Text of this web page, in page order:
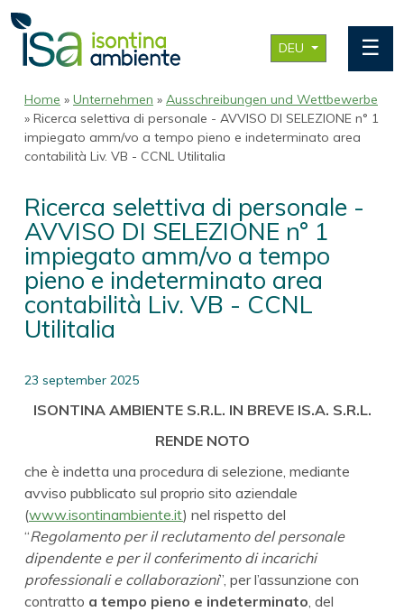
DEU ☰
Home » Unternehmen » Ausschreibungen und Wettbewerbe
» Ricerca selettiva di personale - AVVISO DI SELEZIONE n° 1
impiegato amm/vo a tempo pieno e indeterminato area
contabilità Liv. VB - CCNL Utilitalia
Ricerca selettiva di personale -
AVVISO DI SELEZIONE n° 1
impiegato amm/vo a tempo
pieno e indeterminato area
contabilità Liv. VB - CCNL
Utilitalia
23 september 2025
ISONTINA AMBIENTE S.R.L. IN BREVE IS.A. S.R.L.
RENDE NOTO
che è indetta una procedura di selezione, mediante
avviso pubblicato sul proprio sito aziendale
(www.isontinambiente.it) nel rispetto del
“Regolamento per il reclutamento del personale
dipendente e per il conferimento di incarichi
professionali e collaborazioni”, per l’assunzione con
contratto a tempo pieno e indeterminato , del